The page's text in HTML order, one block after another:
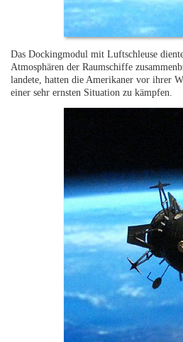
Das Dockingmodul mit Luftschleuse
Atmosphären der Raumschiffe
landete, hatten die Amerikaner vor ihrer
einer sehr ernsten Situation zu kämpfen.